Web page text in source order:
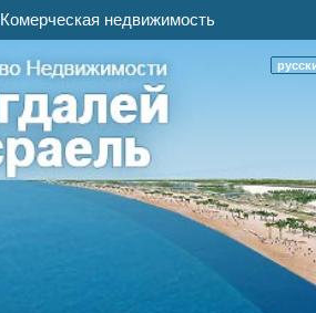
Комерческая недвижимость